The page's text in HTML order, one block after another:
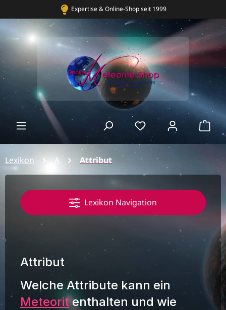
Expertise & Online-Shop seit 1999
Lexikon A Attribut
Lexikon Navigation
Attribut
Welche Attribute kann ein
Meteorit enthalten und wie